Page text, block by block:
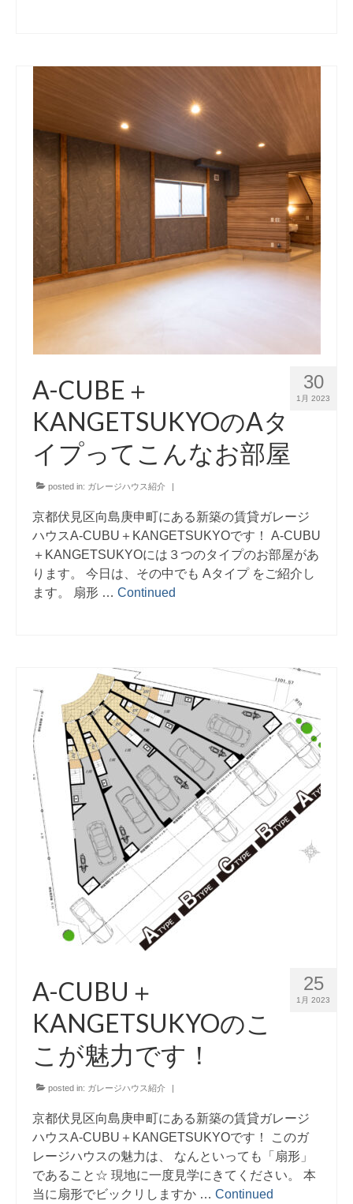
30
1月 2023
A-CUBE＋
KANGETSUKYOのAタ
イプってこんなお部屋
posted in: ガレージハウス紹介 |
京都伏見区向島庚申町にある新築の賃貸ガレージ
ハウスA-CUBU＋KANGETSUKYOです！ A-CUBU
＋KANGETSUKYOには３つのタイプのお部屋があ
ります。 今日は、その中でも Aタイプ をご紹介し
ます。 扇形 … Continued
25
1月 2023
A-CUBU＋
KANGETSUKYOのこ
こが魅力です！
posted in: ガレージハウス紹介 |
京都伏見区向島庚申町にある新築の賃貸ガレージ
ハウスA-CUBU＋KANGETSUKYOです！ このガ
レージハウスの魅力は、 なんといっても「扇形」
であること☆ 現地に一度見学にきてください。 本
当に扇形でビックリしますか … Continued